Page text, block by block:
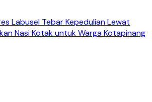
Labusel Tebar Kepedulian Lewat
Nasi Kotak untuk Warga Kotapinang